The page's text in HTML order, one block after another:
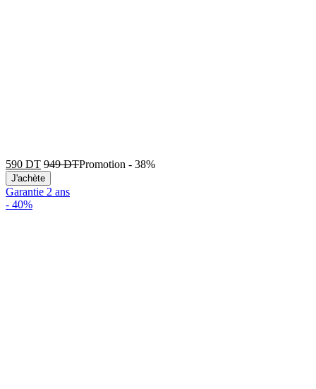
590 DT 949DTPromotion - 38%
J'achète
Garantie 2 ans
- 40%